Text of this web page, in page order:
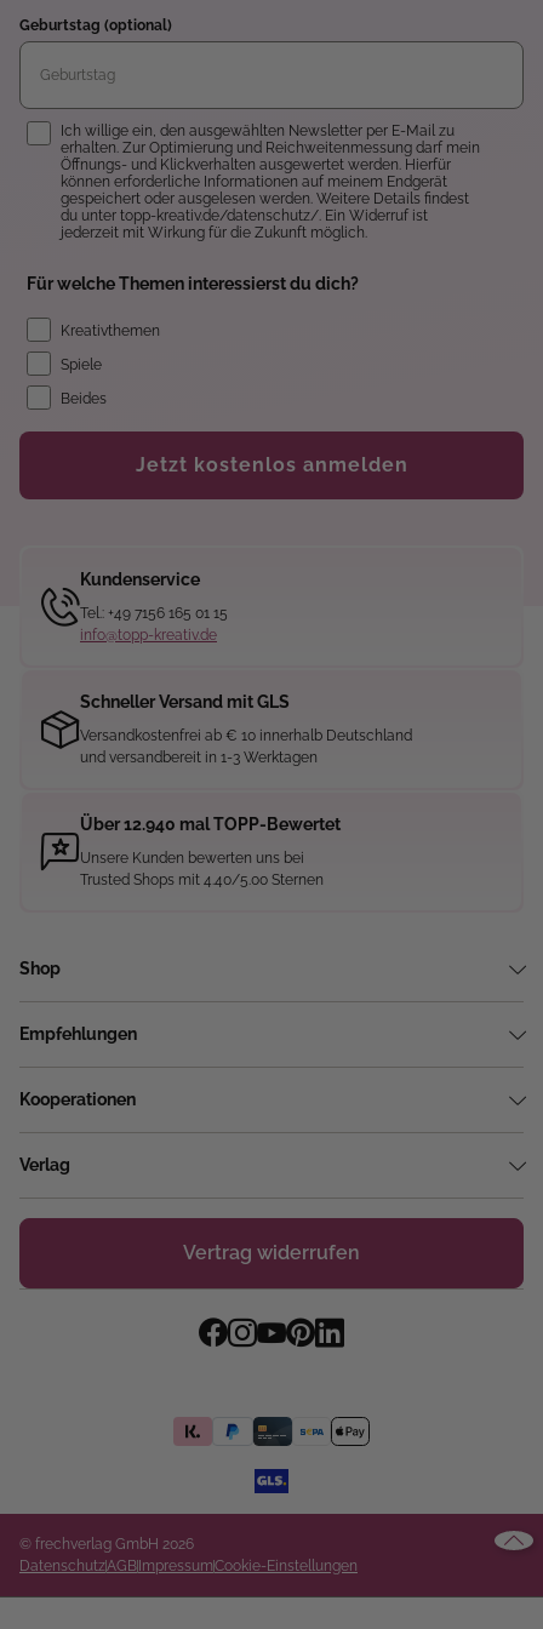
Geburtstag (optional)
Einwilligung
Ich willige ein, den ausgewählten Newsletter per E-Mail zu
erhalten. Zur Optimierung und Reichweitenmessung darf mein
Öffnungs- und Klickverhalten ausgewertet werden. Hierfür
können erforderliche Informationen auf meinem Endgerät
gespeichert oder ausgelesen werden. Weitere Details findest
du unter topp-kreativ.de/datenschutz/. Ein Widerruf ist
jederzeit mit Wirkung für die Zukunft möglich.
Für welche Themen interessierst du dich?
Kreativthemen
Spiele
Beides
Jetzt kostenlos anmelden
Kundenservice
Tel.: +49 7156 165 01 15
info@topp-kreativ.de
Schneller Versand mit GLS
Versandkostenfrei ab € 10 innerhalb Deutschland
und versandbereit in 1-3 Werktagen
Über 12.940 mal TOPP-Bewertet
Unsere Kunden bewerten uns bei
Trusted Shops mit 4.40/5.00 Sternen
Shop
Empfehlungen
Kooperationen
Verlag
Vertrag widerrufen
© frechverlag GmbH 2026
DatenschutzAGB ImpressumCookie-Einstellungen